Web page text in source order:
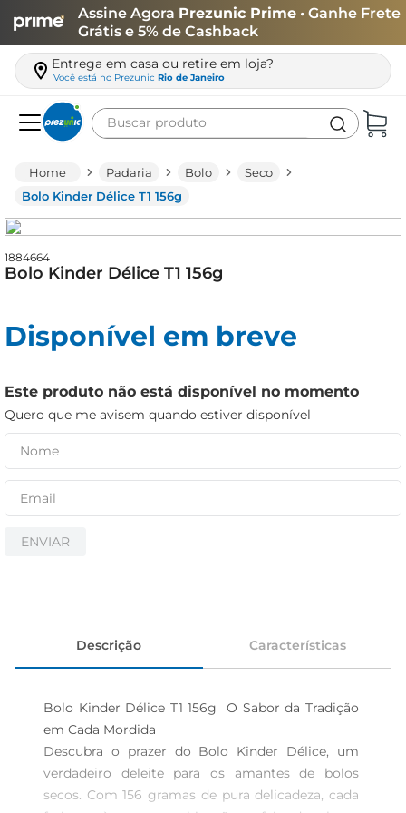
Assine Agora Prezunic Prime • Ganhe Frete
Grátis e 5% de Cashback
Entrega em casa ou retire em loja?
Você está no Prezunic Rio de Janeiro
Buscar produto
Padaria Bolo
Seco
Bolo Kinder Délice T1 156g
1884664
Bolo Kinder Délice T1 156g
Disponível em breve
Este produto não está disponível no momento
Quero que me avisem quando estiver disponível
ENVIAR
Descrição Características
Bolo Kinder Délice T1 156g  O Sabor da Tradição
em Cada Mordida
Descubra o prazer do Bolo Kinder Délice, um
verdadeiro deleite para os amantes de bolos
secos. Com 156 gramas de pura delicadeza, cada
leite
queijo
biscoito
papel higiênico
cerveja